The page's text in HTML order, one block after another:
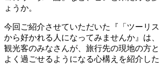
ょうか。
今回ご紹介させていただいた『「ツーリ
から好かれる人になってみませんか』は、
観光客のみなさんが、旅行先の現地の方
よく過ごせるようになる心構えを紹介した